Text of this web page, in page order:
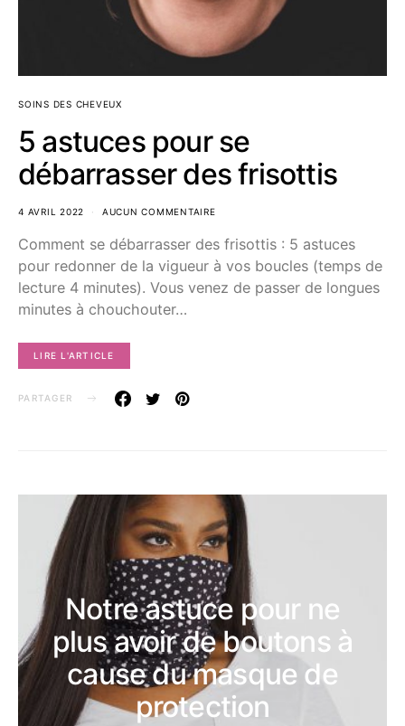
SOINS DES CHEVEUX
5 astuces pour se
débarrasser des frisottis
4 AVRIL 2022 AUCUN COMMENTAIRE
Comment se débarrasser des frisottis : 5 astuces
pour redonner de la vigueur à vos boucles (temps de
lecture 4 minutes). Vous venez de passer de longues
minutes à chouchouter…
LIRE L'ARTICLE
PARTAGER
Notre astuce pour ne
plus avoir de boutons à
cause du masque de
protection